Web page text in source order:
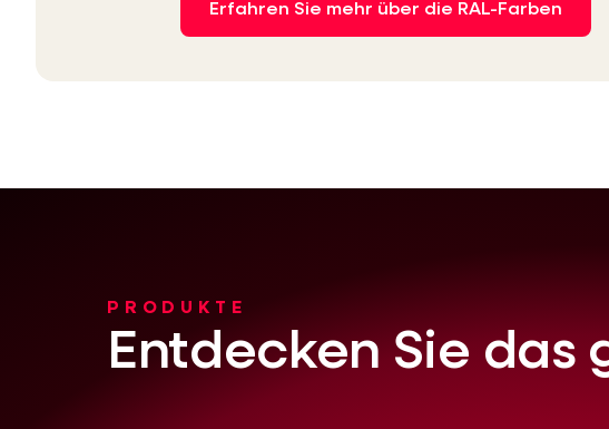
Erfahren Sie mehr über die RAL-Farben
PRODUKTE
Entdecken Sie das